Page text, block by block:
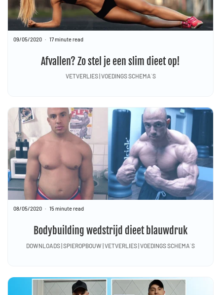
Afvallen? Zo stel je een slim dieet op!
09/05/2020 17 minute read
VETVERLIES | VOEDINGS SCHEMA´S
Bodybuilding wedstrijd dieet blauwdruk
08/05/2020 15 minute read
DOWNLOADS | SPIEROPBOUW | VETVERLIES | VOEDINGS SCHEMA´S